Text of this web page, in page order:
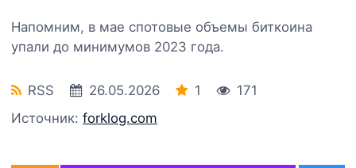
Напомним, в мае спотовые объемы биткоина
упали до минимумов 2023 года.
RSS 26.05.2026 1
171
Источник: forklog.com